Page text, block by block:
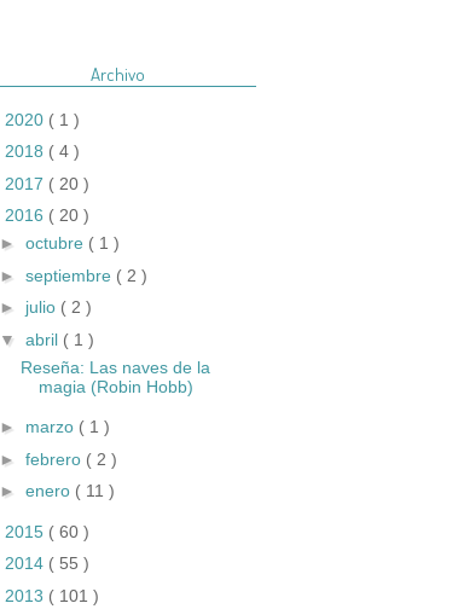
Archivo
2020 ( 1 )
2018 ( 4 )
2017 ( 20 )
2016 ( 20 )
► octubre ( 1 )
► septiembre ( 2 )
► julio ( 2 )
▼ abril ( 1 )
Reseña: Las naves de la
magia (Robin Hobb)
► marzo ( 1 )
► febrero ( 2 )
► enero ( 11 )
2015 ( 60 )
2014 ( 55 )
2013 ( 101 )